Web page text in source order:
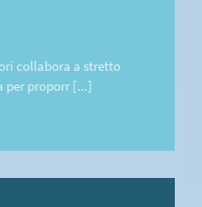
collabora a stretto
per proporr [...]